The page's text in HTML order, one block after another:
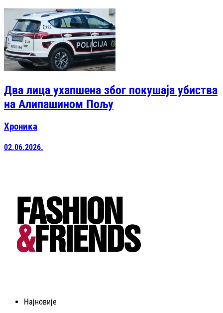
Два лица ухапшена због покушаја убиства
на Алипашином Пољу
Хроника
02.06.2026.
Најновије